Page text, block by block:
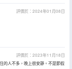
評價於：2024年01月08日
評價於：2023年11月18日
的人不多，晚上很安靜。不是節假